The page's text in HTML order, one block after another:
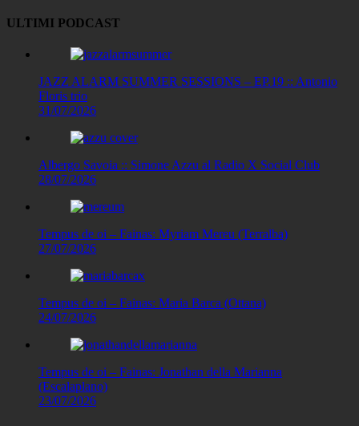
ULTIMI PODCAST
JAZZ ALARM SUMMER SESSIONS – EP.19 :: Antonio
Floris trio
31/07/2026
Albergo Savoia :: Simone Azzu al Radio X Social Club
28/07/2026
Tempus de oi – Fainas: Myriam Mereu (Terralba)
27/07/2026
Tempus de oi – Fainas: Maria Barca (Ottana)
24/07/2026
Tempus de oi – Fainas: Jonathan della Marianna
(Escalaplano)
23/07/2026